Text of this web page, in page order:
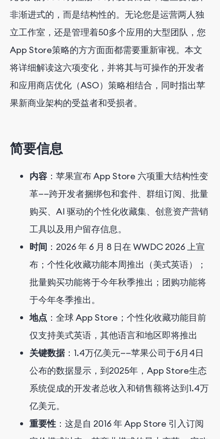
非渐进式的，而是结构性的。无论您是运营两人独
立工作室，还是管理着50多个应用的大型团队，您
App Store策略的方方面面都需要重新审视。本文
将详细解读这六项变化，并将其与可操作的开发者
和应用商店优化（ASO）策略相结合，同时指出苹
果新商业架构的受益者和受损者。
简要信息
内容 ：苹果宣布 App Store 六项重大结构性变
革——跨开发者捆绑包和套件、群组订阅、批量
购买、AI 驱动的个性化收藏集、创意资产营销
工具以及用户留存信息。
时间 ：2026 年 6 月 8 日在 WWDC 2026 上宣
布；个性化收藏功能本周推出（美式英语）；
批量购买功能将于今年秋季推出；团购功能将
于今年冬季推出。
地点 ：全球 App Store；个性化收藏功能目前
仅支持美式英语，其他语言和地区即将推出
关键数据：1.4万亿美元——苹果公司于6月4日
公布的数据显示，到2025年，App Store生态
系统促成的开发者总收入和销售额将达到1.4万
亿美元。
重要性 ：这是自 2016 年 App Store 引入订阅